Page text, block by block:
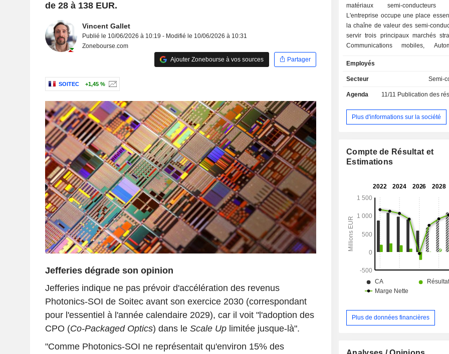
de 28 à 138 EUR.
Vincent Gallet
Publié le 10/06/2026 à 10:19 - Modifié le 10/06/2026 à 10:31
Zonebourse.com
Ajouter Zonebourse à vos sources
Partager
SOITEC +1,45 %
Jefferies dégrade son opinion
Jefferies indique ne pas prévoir d'accélération des revenus
Photonics-SOI de Soitec avant son exercice 2030 (correspondant
pour l'essentiel à l'année calendaire 2029), car il voit "l'adoption des
CPO (Co-Packaged Optics) dans le Scale Uplimitée jusque-là".
"Comme Photonics-SOI ne représentait qu'environ 15% des
matériaux semi-conducteurs
L'entreprise occupe une place
la chaîne de valeur des semi-
servir trois principaux marchés
Communications mobiles,
brevets, elle mène une stratégie
disruptives pour permettre à ses
performance, efficacité
de centres de R&D et de bureaux
en Europe, aux Etats-Unis et en Asie.
Employés
Secteur Semi-
Agenda 11/11 Publication des résultats
Plus d'informations sur la société
Compte de Résultat et
Estimations
Plus de données financières